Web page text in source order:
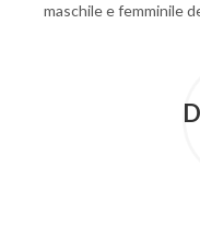
maschile e femminile